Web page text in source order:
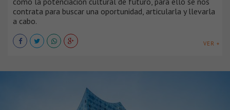
contrata para buscar una oportunidad, articularla y llevarla
a cabo.
VER +